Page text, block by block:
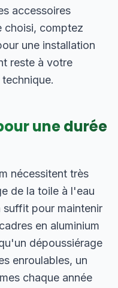
accessoires
choisi, comptez
une installation
reste à votre
une durée
nécessitent très
de la toile à l'eau
suffit pour maintenir
en aluminium
dépoussiérage
enroulables, un
chaque année